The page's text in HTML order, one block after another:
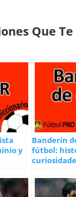
Que
y
Banderín
fútbol: